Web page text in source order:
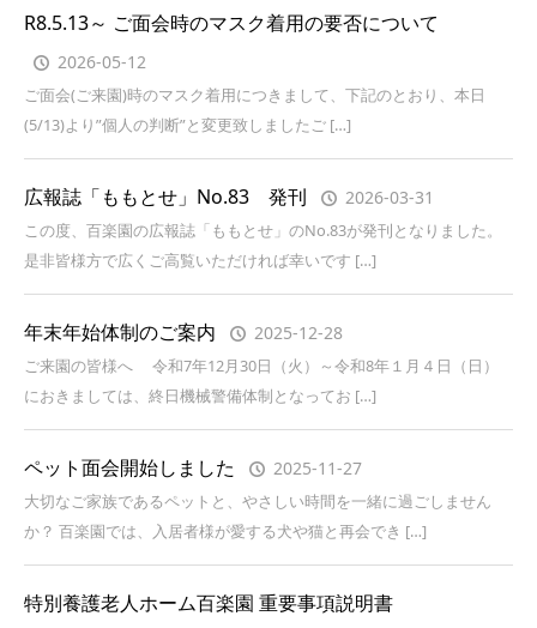
R8.5.13～ ご面会時のマスク着用の要否について
2026-05-12
ご面会(ご来園)時のマスク着用につきまして、下記のとおり、本日
(5/13)より”個人の判断”と変更致しましたご […]
広報誌「ももとせ」No.83 発刊 2026-03-31
この度、百楽園の広報誌「ももとせ」のNo.83が発刊となりました。
是非皆様方で広くご高覧いただければ幸いです […]
年末年始体制のご案内 2025-12-28
ご来園の皆様へ 令和7年12月30日（火）～令和8年１月４日（日）
におきましては、終日機械警備体制となってお […]
ペット面会開始しました 2025-11-27
大切なご家族であるペットと、やさしい時間を一緒に過ごしません
か？ 百楽園では、入居者様が愛する犬や猫と再会でき […]
特別養護老人ホーム百楽園 重要事項説明書